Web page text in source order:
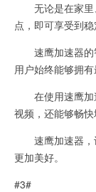
无论是在家里
点，即可享受到稳
速鹰加速器的
用户始终能够拥有
在使用速鹰加
视频，还能够畅快
速鹰加速器，
更加美好。
#3#